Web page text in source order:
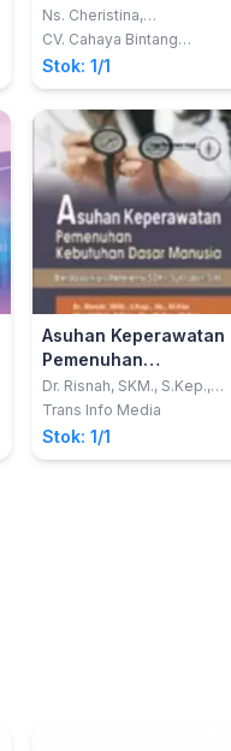
Ns. Cheristina,
S.Kep,.M.Kes.
CV. Cahaya Bintang
Cemerlang
Stok: 1/1
Asuhan Keperawatan
Pemenuhan
Kebutuhan Dasar
Manusia
(Berdasarkan
Referensi SDKI, SLKI
Dr. Risnah, SKM., S.Kep.,
Ns., M.Kes.; dkk
Trans Info Media
Stok: 1/1